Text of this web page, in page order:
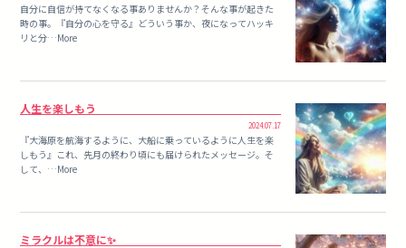
自分に自信が持てなくなる事ありませんか？そんな事が起きた
時の事。『自分の心を守る』どういう事か、夜になってハッキ
リと分…More
人生を楽しもう
2024.07.17
『大海原を航海するように、大船に乗っているように人生を楽
しもう』これ、先月の終わり頃にも届けられたメッセージ。そ
して、…More
ミラクルは不意に✨